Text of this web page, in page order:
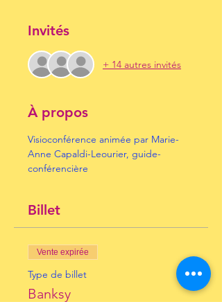
Invités
+ 14 autres invités
À propos
Visioconférence animée par Marie-
Anne Capaldi-Leourier, guide-
conférencière
Billet
Vente expirée
Type de billet
Banksy